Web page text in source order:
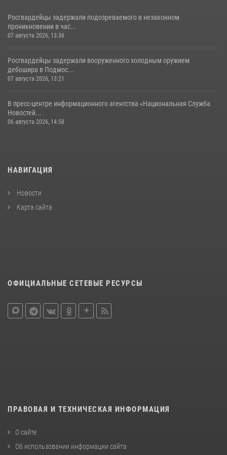
Росгвардейцы задержали подозреваемого в незаконном
проникновении в час...
07 августа 2026, 13:36
Росгвардейцы задержали вооруженного холодным оружием
дебошира в Подмос...
07 августа 2026, 13:21
В пресс-центре информационного агентства «Национальная Служба
Новостей...
06 августа 2026, 14:58
НАВИГАЦИЯ
Новости
Карта сайта
ОФИЦИАЛЬНЫЕ СЕТЕВЫЕ РЕСУРСЫ
ПРАВОВАЯ И ТЕХНИЧЕСКАЯ ИНФОРМАЦИЯ
О сайте
Об использовании информации сайта